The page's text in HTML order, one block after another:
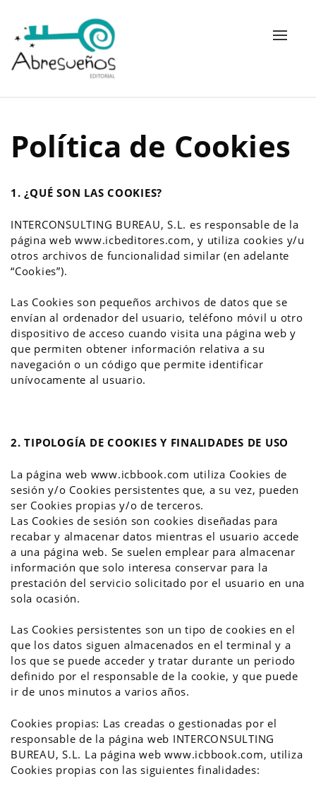
Política de Cookies
1. ¿QUÉ SON LAS COOKIES?
INTERCONSULTING BUREAU, S.L. es responsable de la
página web www.icbeditores.com, y utiliza cookies y/u
otros archivos de funcionalidad similar (en adelante
“Cookies”).
Las Cookies son pequeños archivos de datos que se
envían al ordenador del usuario, teléfono móvil u otro
dispositivo de acceso cuando visita una página web y
que permiten obtener información relativa a su
navegación o un código que permite identificar
unívocamente al usuario.
2. TIPOLOGÍA DE COOKIES Y FINALIDADES DE USO
La página web www.icbbook.com utiliza Cookies de
sesión y/o Cookies persistentes que, a su vez, pueden
ser Cookies propias y/o de terceros.
Las Cookies de sesión son cookies diseñadas para
recabar y almacenar datos mientras el usuario accede
a una página web. Se suelen emplear para almacenar
información que solo interesa conservar para la
prestación del servicio solicitado por el usuario en una
sola ocasión.
Las Cookies persistentes son un tipo de cookies en el
que los datos siguen almacenados en el terminal y a
los que se puede acceder y tratar durante un periodo
definido por el responsable de la cookie, y que puede
ir de unos minutos a varios años.
Cookies propias: Las creadas o gestionadas por el
responsable de la página web INTERCONSULTING
BUREAU, S.L. La página web www.icbbook.com, utiliza
Cookies propias con las siguientes finalidades: